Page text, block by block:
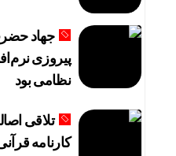
جهاد
پیروزی
نظامی بود
تلاقی
کارنامه